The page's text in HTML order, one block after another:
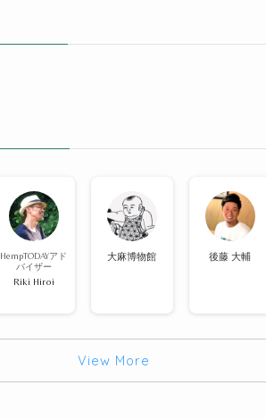
HempTODAYアド
バイザー
Riki Hiroi
大麻博物館 後藤 大輔
View More